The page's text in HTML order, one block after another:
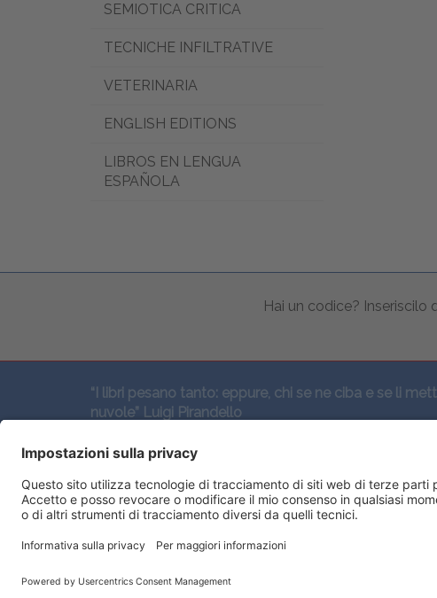
SEMIOTICA CRITICA
TECNICHE INFILTRATIVE
VETERINARIA
ENGLISH EDITIONS
LIBROS EN LENGUA
ESPAÑOLA
Hai un codice? Inseriscilo
“I libri pesano tanto: eppure, chi se ne ciba e se li
nuvole” Luigi Pirandello
SEGUICI QUI: